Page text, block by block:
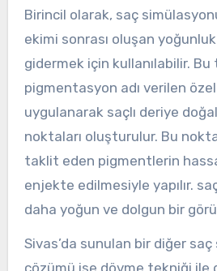
Birincil olarak, saç
ekimi sonrası oluşan
gidermek için kullanılabilir.
pigmentasyon adı verilen
uygulanarak saçlı deriye
noktaları oluşturulur. Bu
taklit eden pigmentlerin
enjekte edilmesiyle yapılır.
daha yoğun ve dolgun bir
Sivas’da sunulan bir diğer